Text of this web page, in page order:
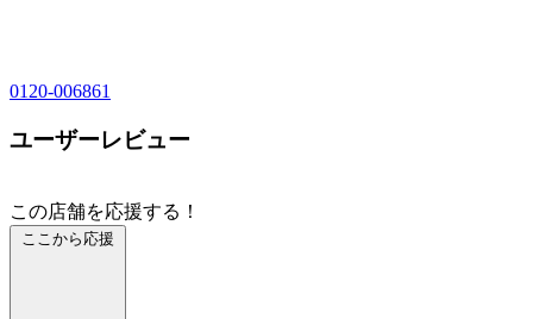
0120-006861
ユーザーレビュー
この店舗を応援する！
ここから応援